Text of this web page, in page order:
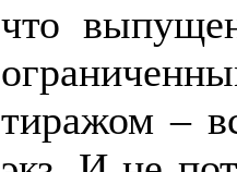
что
тиражом –